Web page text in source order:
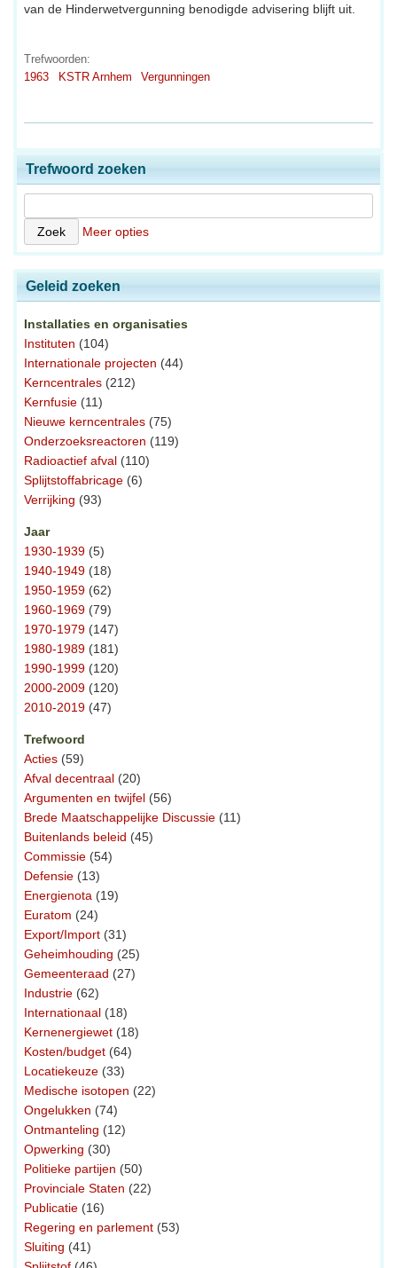
van de Hinderwetvergunning benodigde advisering blijft uit.
Trefwoorden:
1963
KSTR Arnhem Vergunningen
Trefwoord zoeken
Meer opties
Geleid zoeken
Installaties en organisaties
Instituten (104)
Internationale projecten (44)
Kerncentrales (212)
Kernfusie (11)
Nieuwe kerncentrales (75)
Onderzoeksreactoren (119)
Radioactief afval (110)
Splijtstoffabricage (6)
Verrijking (93)
Jaar
1930-1939 (5)
1940-1949 (18)
1950-1959 (62)
1960-1969 (79)
1970-1979 (147)
1980-1989 (181)
1990-1999 (120)
2000-2009 (120)
2010-2019 (47)
Trefwoord
Acties (59)
Afval decentraal (20)
Argumenten en twijfel (56)
Brede Maatschappelijke Discussie (11)
Buitenlands beleid (45)
Commissie (54)
Defensie (13)
Energienota (19)
Euratom (24)
Export/Import (31)
Geheimhouding (25)
Gemeenteraad (27)
Industrie (62)
Internationaal (18)
Kernenergiewet (18)
Kosten/budget (64)
Locatiekeuze (33)
Medische isotopen (22)
Ongelukken (74)
Ontmanteling (12)
Opwerking (30)
Politieke partijen (50)
Provinciale Staten (22)
Publicatie (16)
Regering en parlement (53)
Sluiting (41)